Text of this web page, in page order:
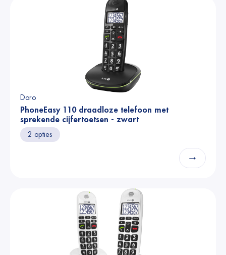
Doro
PhoneEasy 110 draadloze telefoon met
sprekende cijfertoetsen - zwart
2 opties
→